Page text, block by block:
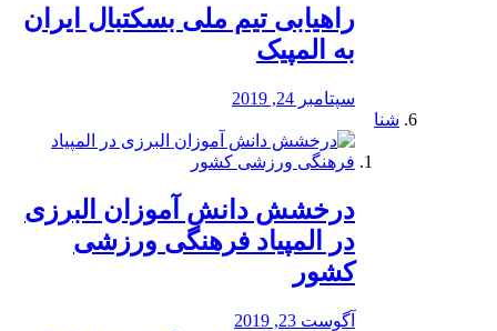
راهیابی تیم ملی بسکتبال ایران
به المپیک
سپتامبر 24, 2019
شنا
درخشش دانش آموزان البرزی
در المپیاد فرهنگی ورزشی
کشور
آگوست 23, 2019